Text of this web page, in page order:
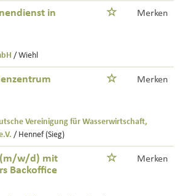
in
Merken
/ Wiehl
Merken
Vereinigung für Wasserwirtschaft,
/ Hennef (Sieg)
(m/w/d) mit
Backoffice
Merken